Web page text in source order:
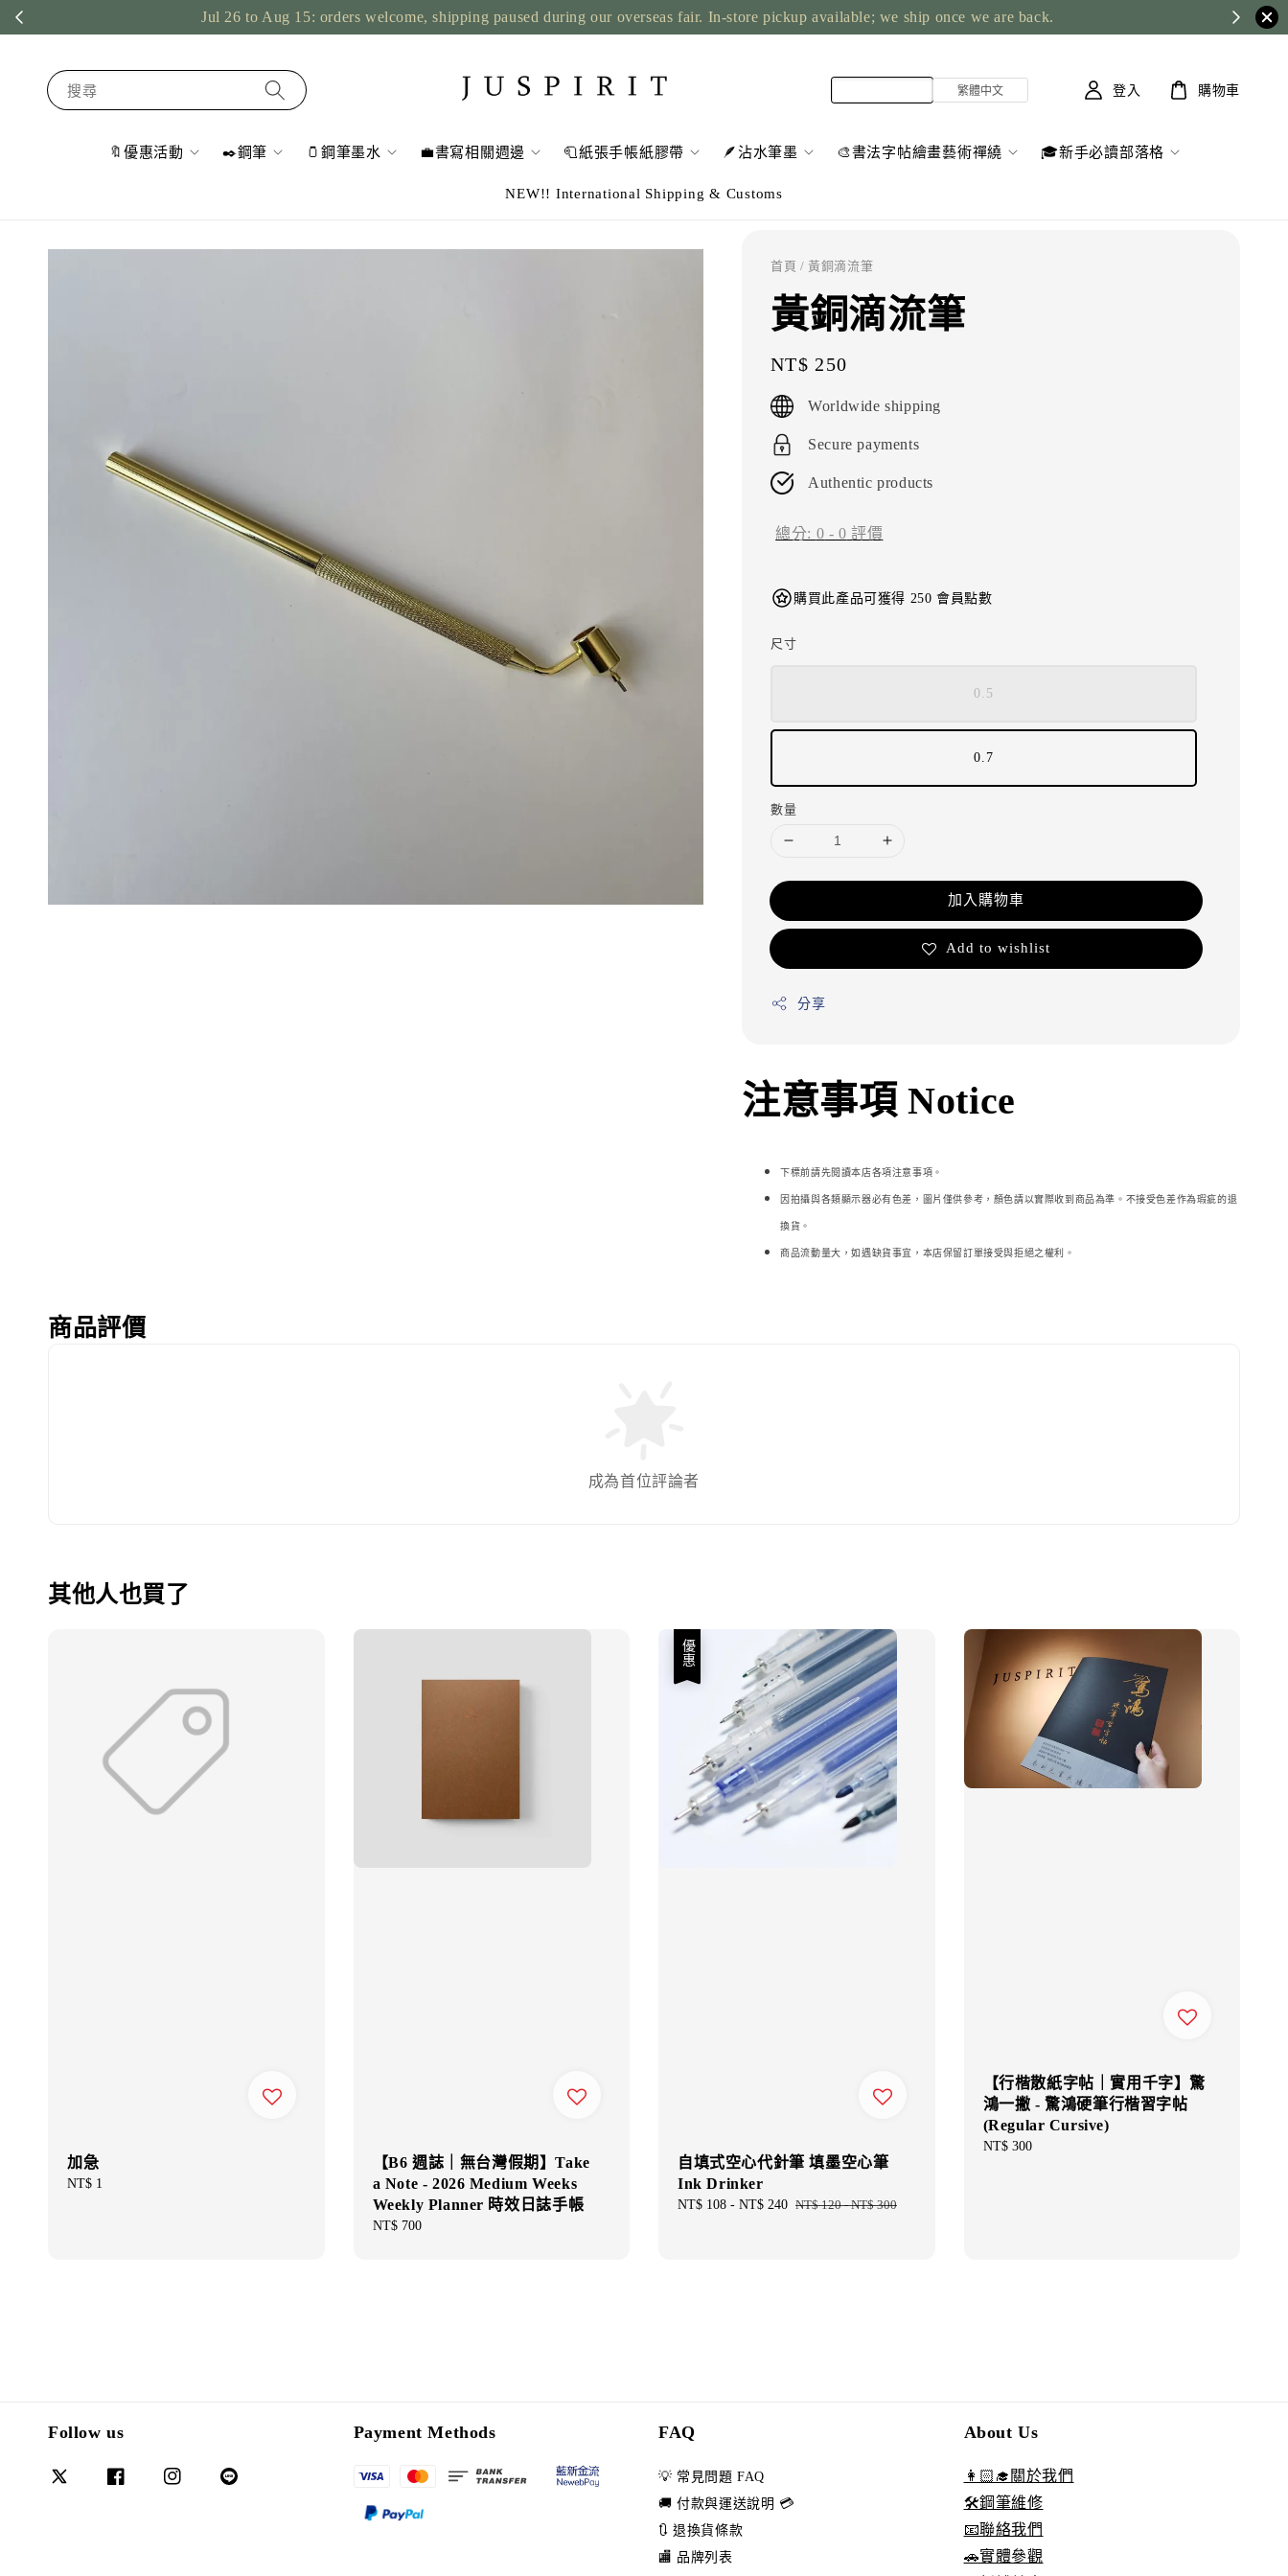
Jul 26 to Aug 15: orders welcome, shipping paused during our overseas fair. In-store pickup available; we ship once we are back.
搜尋
🔖優惠活動 ✒️鋼筆 🫙鋼筆墨水 💼書寫相關週邊 🧻紙張手帳紙膠帶 🪶沾水筆墨 🎨書法字帖繪畫藝術禪繞 🎓新手必讀部落格
NEW!! International Shipping & Customs
登入 購物車
首頁 / 黃銅滴流筆
黃銅滴流筆
Regular
price
NT$ 250
Worldwide shipping
Secure payments
Authentic products
總分: 0 -0 評價
購買此產品可獲得 250 會員點數
尺寸
0.5
0.7
數量
加入購物車
Add to wishlist
分享
注意事項 Notice
下標前請先閱讀本店各項注意事項。
因拍攝與各類顯示器必有色差，圖片僅供參考，顏色請以實際收到商品為準。不接受色差作為瑕疵的退
換貨。
商品流動量大，如遇缺貨事宜，本店保留訂單接受與拒絕之權利。
商品評價
成為首位評論者
其他人也買了
加急
Regular
NT$ 1
【B6 週誌｜無台灣假期】Take
a Note - 2026 Medium Weeks
Weekly Planner 時效日誌手帳
Regular
NT$ 700
優惠
自填式空心代針筆 填墨空心筆
Ink Drinker
Sale
NT$ 108 - NT$ 240 Regular
NT$ 120-NT$ 300
【行楷散紙字帖｜實用千字】驚
鴻一撇 - 驚鴻硬筆行楷習字帖
(Regular Cursive)
Regular
NT$ 300
Follow us Payment Methods FAQ
💡 常見問題 FAQ
🚚 付款與運送說明 💳
🔃 退換貨條款
🏬 品牌列表
About Us
👩🏻‍🎓關於我們
🛠️鋼筆維修
📧聯絡我們
🚗實體參觀